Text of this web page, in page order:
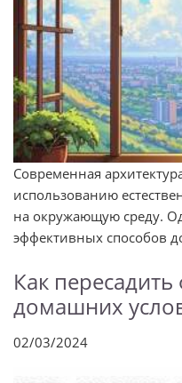
Современная
использованию
на окружающую среду.
эффективных способов
Как
домашних
02/03/2024